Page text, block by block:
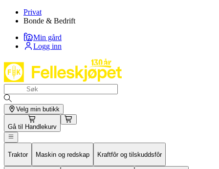
Privat
Bonde & Bedrift
Min gård
Logg inn
Velg min butikk
Gå til Handlekurv
Traktor Maskin og redskap Kraftfôr og tilskuddsfôr